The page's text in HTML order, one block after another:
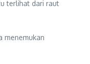
terlihat dari raut
menemukan